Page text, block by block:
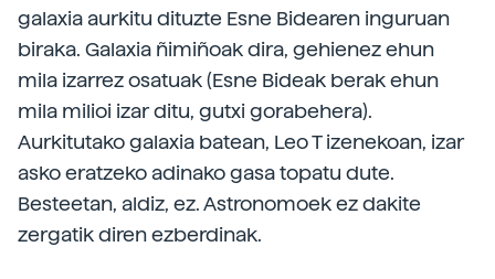
galaxia aurkitu dituzte Esne Bidearen inguruan
biraka. Galaxia ñimiñoak dira, gehienez ehun
mila izarrez osatuak (Esne Bideak berak ehun
mila milioi izar ditu, gutxi gorabehera).
Aurkitutako galaxia batean, Leo T izenekoan, izar
asko eratzeko adinako gasa topatu dute.
Besteetan, aldiz, ez. Astronomoek ez dakite
zergatik diren ezberdinak.